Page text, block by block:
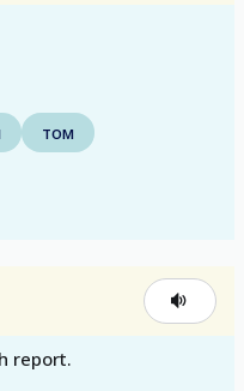
том
report.